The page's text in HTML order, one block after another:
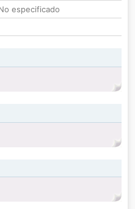
especificado